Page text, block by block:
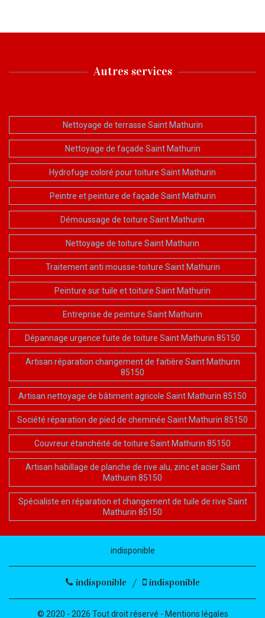
Autres services
Nettoyage de terrasse Saint Mathurin
Nettoyage de façade Saint Mathurin
Hydrofuge coloré pour toiture Saint Mathurin
Peintre et peinture de façade Saint Mathurin
Démoussage de toiture Saint Mathurin
Nettoyage de toiture Saint Mathurin
Traitement anti mousse-toiture Saint Mathurin
Peinture sur tuile et toiture Saint Mathurin
Entreprise de peinture Saint Mathurin
Dépannage urgence fuite de toiture Saint Mathurin 85150
Artisan réparation changement de faitière Saint Mathurin
85150
Artisan nettoyage de bâtiment agricole Saint Mathurin 85150
Société réparation de pied de cheminée Saint Mathurin 85150
Couvreur étanchéité de toiture Saint Mathurin 85150
Artisan habillage de planche de rive alu, zinc et acier Saint
Mathurin 85150
Spécialiste en réparation et changement de tuile de rive Saint
Mathurin 85150
indisponible
indisponible / indisponible
© 2020 - 2026 Tout droit réservé - Mentions légales